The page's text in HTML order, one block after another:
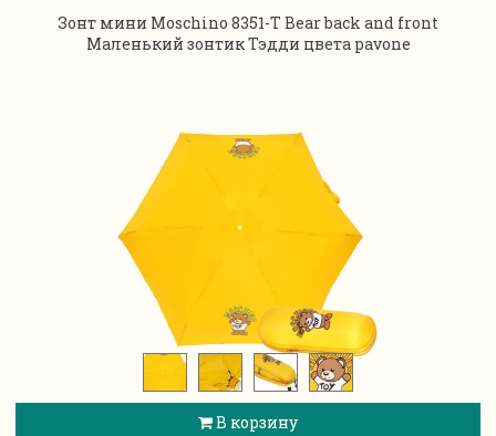
Зонт мини Moschino 8351-T Bear back and front
Маленький зонтик Тэдди цвета pavone
В корзину